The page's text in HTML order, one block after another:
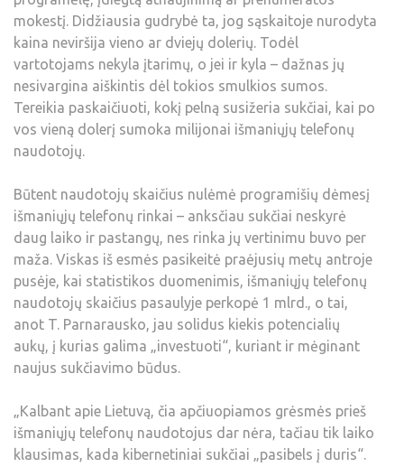
mokestį. Didžiausia gudrybė ta, jog sąskaitoje nurodyta
kaina neviršija vieno ar dviejų dolerių. Todėl
vartotojams nekyla įtarimų, o jei ir kyla – dažnas jų
nesivargina aiškintis dėl tokios smulkios sumos.
Tereikia paskaičiuoti, kokį pelną susižeria sukčiai, kai po
vos vieną dolerį sumoka milijonai išmaniųjų telefonų
naudotojų.
Būtent naudotojų skaičius nulėmė programišių dėmesį
išmaniųjų telefonų rinkai – anksčiau sukčiai neskyrė
daug laiko ir pastangų, nes rinka jų vertinimu buvo per
maža. Viskas iš esmės pasikeitė praėjusių metų antroje
pusėje, kai statistikos duomenimis, išmaniųjų telefonų
naudotojų skaičius pasaulyje perkopė 1 mlrd., o tai,
anot T. Parnarausko, jau solidus kiekis potencialių
aukų, į kurias galima „investuoti“, kuriant ir mėginant
naujus sukčiavimo būdus.
„Kalbant apie Lietuvą, čia apčiuopiamos grėsmės prieš
išmaniųjų telefonų naudotojus dar nėra, tačiau tik laiko
klausimas, kada kibernetiniai sukčiai „pasibels į duris“.